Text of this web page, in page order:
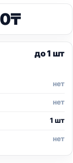
₸
до 1 шт
нет
нет
1 шт
нет